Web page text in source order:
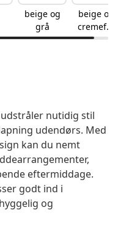
beige og
grå
beige og
cremefar
vet
nutidig stil
udendørs. Med
kan du nemt
eftermiddage.
godt ind i
og